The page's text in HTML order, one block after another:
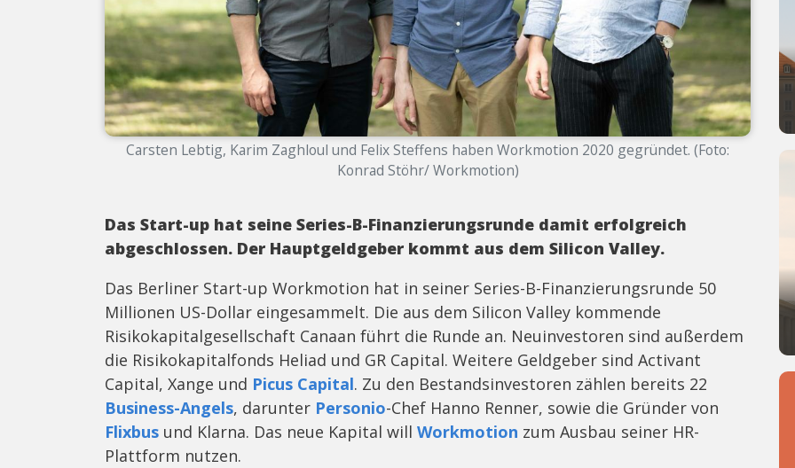
Carsten Lebtig, Karim Zaghloul und Felix Steffens haben Workmotion 2020 gegründet. (Foto:
Konrad Stöhr/ Workmotion)
Das Start-up hat seine Series-B-Finanzierungsrunde damit erfolgreich
abgeschlossen. Der Hauptgeldgeber kommt aus dem Silicon Valley.
Das Berliner Start-up Workmotion hat in seiner Series-B-Finanzierungsrunde 50
Millionen US-Dollar eingesammelt. Die aus dem Silicon Valley kommende
Risikokapitalgesellschaft Canaan führt die Runde an. Neuinvestoren sind außerdem
die Risikokapitalfonds Heliad und GR Capital. Weitere Geldgeber sind Activant
Capital, Xange und Picus Capital. Zu den Bestandsinvestoren zählen bereits 22
Business-Angels, darunter Personio-Chef Hanno Renner, sowie die Gründer von
Flixbus und Klarna. Das neue Kapital will Workmotion zum Ausbau seiner HR-
Plattform nutzen.